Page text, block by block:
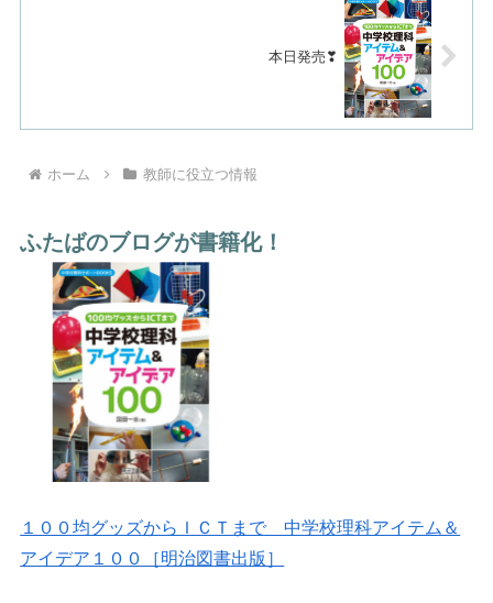
本日発売❣
ホーム 教師に役立つ情報
ふたばのブログが書籍化！
１００均グッズからＩＣＴまで 中学校理科アイテム＆
アイデア１００［明治図書出版］